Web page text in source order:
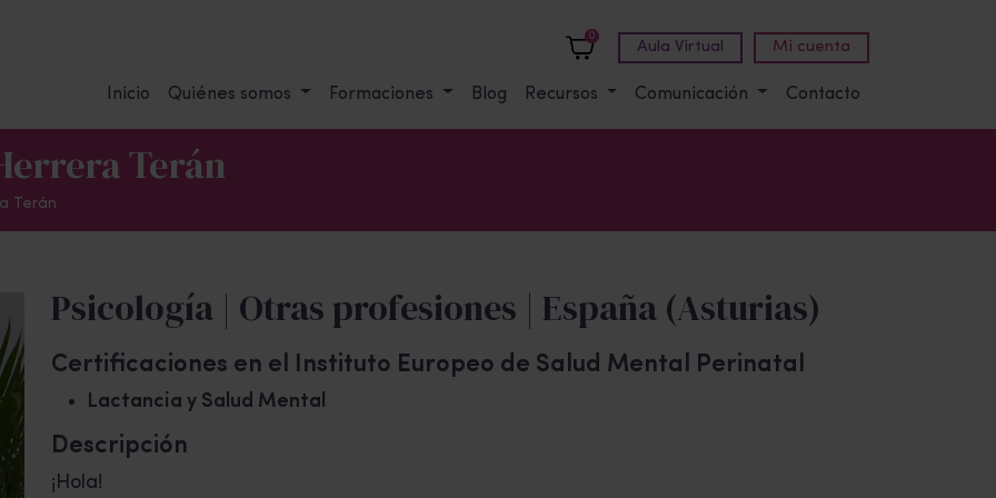
0
Aula Virtual Mi cuenta
Inicio Quiénes somos Formaciones Blog Recursos Comunicación Contacto
Terán
Terán
Psicología | Otras profesiones | España (Asturias)
Certificaciones en el Instituto Europeo de Salud Mental Perinatal
Lactancia y Salud Mental
Descripción
¡Hola!